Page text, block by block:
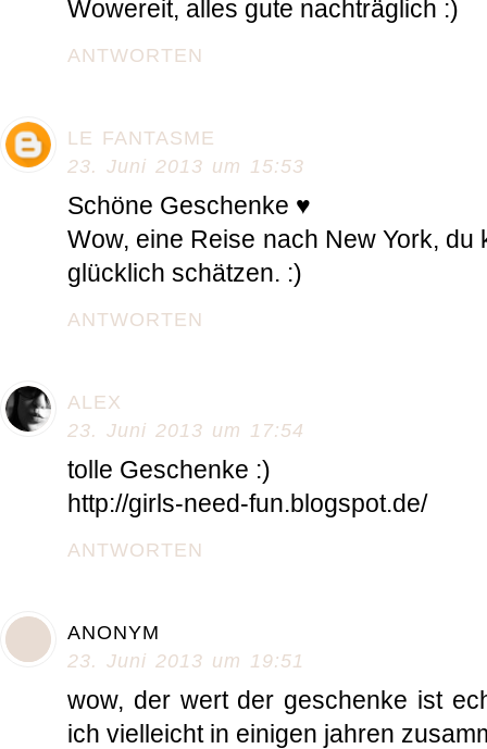
Wowereit, alles gute nachträglich :)
ANTWORTEN
LE FANTASME
23. Juni 2013 um 15:53
Schöne Geschenke ♥
Wow, eine Reise nach New York,
glücklich schätzen. :)
ANTWORTEN
ALEX
23. Juni 2013 um 17:54
tolle Geschenke :)
http://girls-need-fun.blogspot.de/
ANTWORTEN
ANONYM
23. Juni 2013 um 19:51
wow, der wert der geschenke ist
ich vielleicht in einigen jahren